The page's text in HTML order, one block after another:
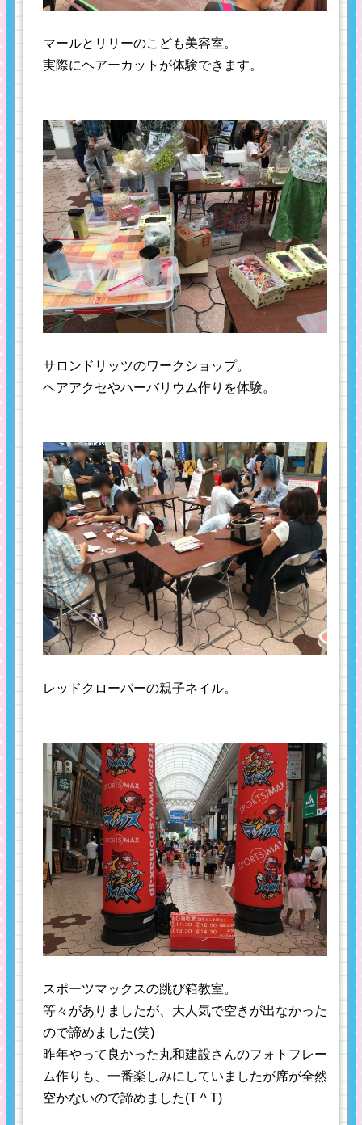
マールとリリーのこども美容室。
実際にヘアーカットが体験できます。
サロンドリッツのワークショップ。
ヘアアクセやハーバリウム作りを体験。
レッドクローバーの親子ネイル。
スポーツマックスの跳び箱教室。
等々がありましたが、大人気で空きが出なかった
ので諦めました(笑)
昨年やって良かった丸和建設さんのフォトフレー
ム作りも、一番楽しみにしていましたが席が全然
空かないので諦めました(T ^ T)